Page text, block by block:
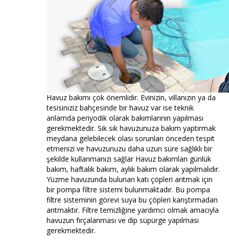
Havuz bakımı çok önemlidir. Evinizin, villanızın ya da
tesisiniziz bahçesinde bir havuz var ise teknik
anlamda periyodik olarak bakımlarının yapılması
gerekmektedir. Sık sık havuzunuza bakım yaptırmak
meydana gelebilecek olası sorunları önceden tespit
etmenizi ve havuzunuzu daha uzun süre sağlıklı bir
şekilde kullanmanızı sağlar Havuz bakımları günlük
bakım, haftalık bakım, aylık bakım olarak yapılmalıdır.
Yüzme havuzunda bulunan katı çöpleri arıtmak için
bir pompa filtre sistemi bulunmaktadır. Bu pompa
filtre sisteminin görevi suya bu çöpleri karıştırmadan
arıtmaktır. Filtre temizliğine yardımcı olmak amacıyla
havuzun fırçalanması ve dip süpürge yapılması
gerekmektedir.